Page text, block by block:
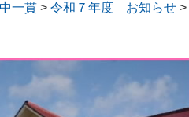
一貫 > 令和７年度 お知らせ >